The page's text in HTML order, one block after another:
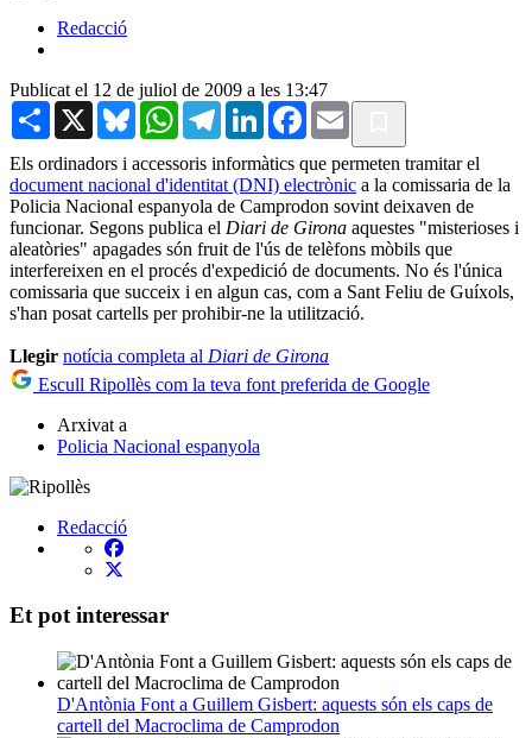
Redacció
Publicat el 12 de juliol de 2009 a les 13:47
Share X BlueskyWhatsAppTelegramLinkedInFacebook
Email
Els ordinadors i accessoris informàtics que permeten tramitar el
document nacional d'identitat (DNI) electrònic a la comissaria de la
Policia Nacional espanyola de Camprodon sovint deixaven de
funcionar. Segons publica el Diari de Girona aquestes "misterioses i
aleatòries" apagades són fruit de l'ús de telèfons mòbils que
interfereixen en el procés d'expedició de documents. No és l'única
comissaria que succeix i en algun cas, com a Sant Feliu de Guíxols,
s'han posat cartells per prohibir-ne la utilització.
Llegir notícia completa al Diari de Girona
Escull Ripollès com la teva font preferida de Google
Arxivat a
Policia Nacional espanyola
Redacció
Et pot interessar
D'Antònia Font a Guillem Gisbert: aquests són els caps de
cartell del Macroclima de Camprodon